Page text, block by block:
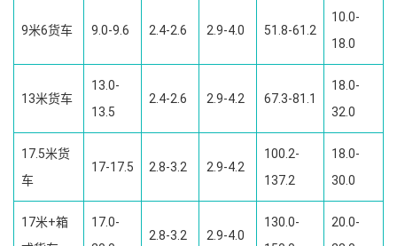
9米6货车 9.0-9.6 2.4-2.6 2.9-4.0 51.8-61.2
10.0-
18.0
13米货车
13.0-
13.5
2.4-2.6 2.9-4.2 67.3-81.1
18.0-
32.0
17.5米货
车
17-17.5 2.8-3.2 2.9-4.2
100.2-
137.2
18.0-
30.0
17米+箱
17.0-
2.8-3.2 2.9-4.0
130.0-
20.0-